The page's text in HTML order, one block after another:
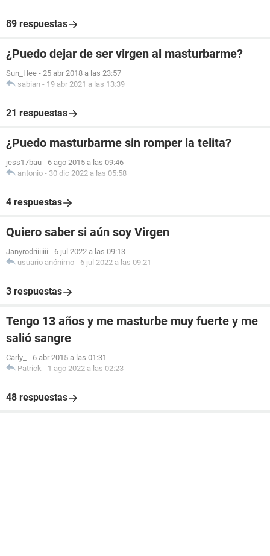
89 respuestas
¿Puedo dejar de ser virgen al masturbarme?
Sun_Hee - 25 abr 2018 a las 23:57
sabian - 19 abr 2021 a las 13:39
21 respuestas
¿Puedo masturbarme sin romper la telita?
jess17bau - 6 ago 2015 a las 09:46
antonio - 30 dic 2022 a las 05:58
4 respuestas
Quiero saber si aún soy Virgen
Janyrodriiiiiii - 6 jul 2022 a las 09:13
usuario anónimo - 6 jul 2022 a las 09:21
3 respuestas
Tengo 13 años y me masturbe muy fuerte y me
salió sangre
Carly_ - 6 abr 2015 a las 01:31
Patrick - 1 ago 2022 a las 02:23
48 respuestas